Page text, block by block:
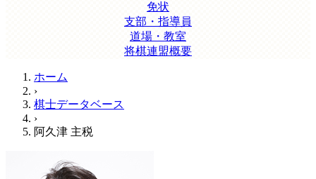
免状
支部・指導員
道場・教室
将棋連盟概要
ホーム
›
棋士データベース
›
阿久津 主税